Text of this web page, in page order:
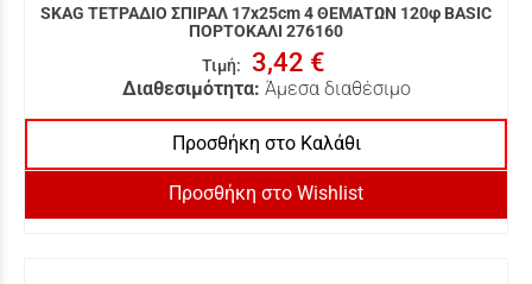
SKAG ΤΕΤΡΑΔΙΟ ΣΠΙΡΑΛ 17x25cm 4 ΘΕΜΑΤΩΝ 120φ BASIC
ΠΟΡΤΟΚΑΛΙ 276160
Τιμή: 3,42 €
Διαθεσιμότητα: Άμεσα διαθέσιμο
Προσθήκη στο Καλάθι
Προσθήκη στο Wishlist